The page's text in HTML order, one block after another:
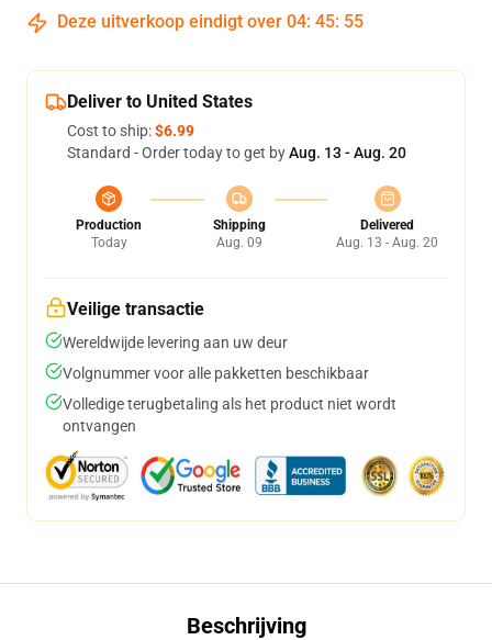
Deze uitverkoop eindigt over 04: 45: 54
Deliver to United States
Cost to ship:$6.99
Standard - Order today to get byAug. 13 - Aug. 20
Production
Today
Shipping
Aug. 09
Delivered
Aug. 13 - Aug. 20
Veilige transactie
Wereldwijde levering aan uw deur
Volgnummer voor alle pakketten beschikbaar
Volledige terugbetaling als het product niet wordt
ontvangen
Beschrijving